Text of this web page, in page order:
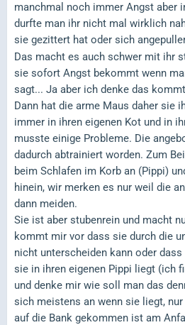
manchmal noch immer Angst aber
durfte man ihr nicht mal wirklich
sie gezittert hat oder sich
Das macht es auch schwer mit ihr
sie sofort Angst bekommt wenn
sagt... Ja aber ich denke das
Dann hat die arme Maus daher sie
immer in ihren eigenen Kot und in
musste einige Probleme. Die
dadurch abtrainiert worden. Zum
beim Schlafen im Korb an (Pippi)
hinein, wir merken es nur weil die
dann meiden.
Sie ist aber stubenrein und macht
kommt mir vor dass sie durch die
nicht unterscheiden kann oder
sie in ihren eigenen Pippi liegt (ich
und denke mir wie soll man das
sich meistens an wenn sie liegt,
auf die Bank gekommen ist am